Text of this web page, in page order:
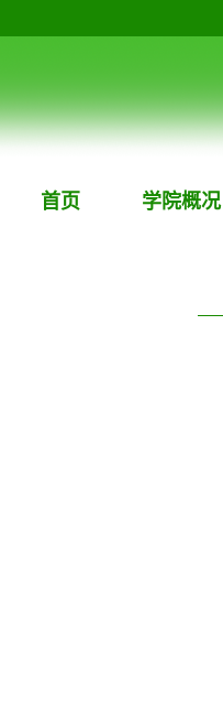
首页 学院概况